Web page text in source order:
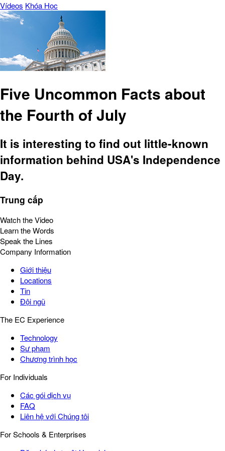
Vídeos Khóa Học
Five Uncommon Facts about
the Fourth of July
It is interesting to find out little-known
information behind USA's Independence
Day.
Trung cấp
Watch the Video
Learn the Words
Speak the Lines
Company Information
Giới thiệu
Locations
Tin
Đội ngũ
The EC Experience
Technology
Sư phạm
Chương trình học
For Individuals
Các gói dịch vụ
FAQ
Liên hệ với Chúng tôi
For Schools & Enterprises